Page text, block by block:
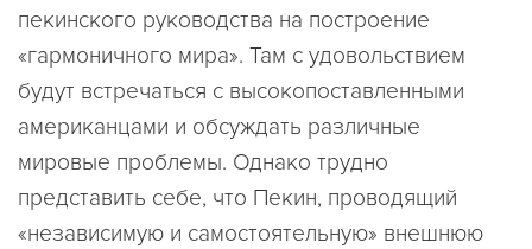
пекинского руководства на построение
«гармоничного мира». Там с удовольствием
будут встречаться с высокопоставленными
американцами и обсуждать различные
мировые проблемы. Однако трудно
представить себе, что Пекин, проводящий
«независимую и самостоятельную» внешнюю